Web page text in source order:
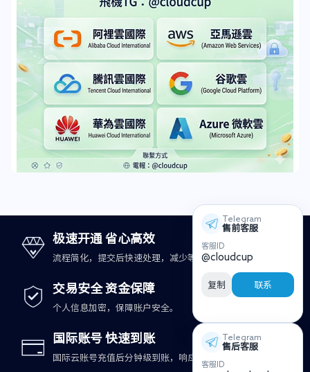
极速开通 省心高效
流程简化，提交后快速处理，减少等待时间。
交易安全 资金保障
个人信息加密，保障账户安全。
国际账号 快速到账
国际云账号充值后分钟级到账，响应更及时。
Telegram
售前客服
客服ID
@cloudcup
复制 联系
Telegram
售后客服
客服ID